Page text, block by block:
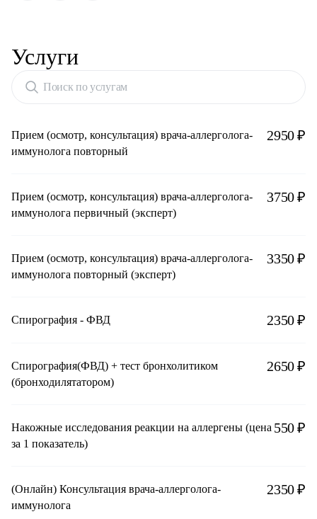
Услуги
Поиск по услугам
Прием (осмотр, консультация) врача-аллерголога-
иммунолога повторный
2950 ₽
Прием (осмотр, консультация) врача-аллерголога-
иммунолога первичный (эксперт)
3750 ₽
Прием (осмотр, консультация) врача-аллерголога-
иммунолога повторный (эксперт)
3350 ₽
Спирография - ФВД 2350 ₽
Спирография(ФВД) + тест бронхолитиком
(бронходилятатором)
2650 ₽
Накожные исследования реакции на аллергены (цена
за 1 показатель)
550 ₽
(Онлайн) Консультация врача-аллерголога-
иммунолога
2350 ₽